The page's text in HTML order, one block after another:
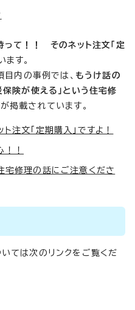
って！！ そのネット注文「定
す。
目内の事例では、 もうけ話の
保険が使える」という住宅修
掲載されています。
注文「定期購入」ですよ！
！！
宅修理の話にご注意くださ
ては次のリンクをご覧くだ